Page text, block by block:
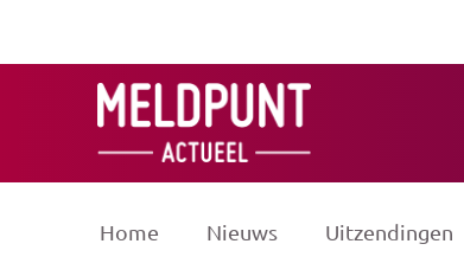
Home Nieuws Uitzendingen